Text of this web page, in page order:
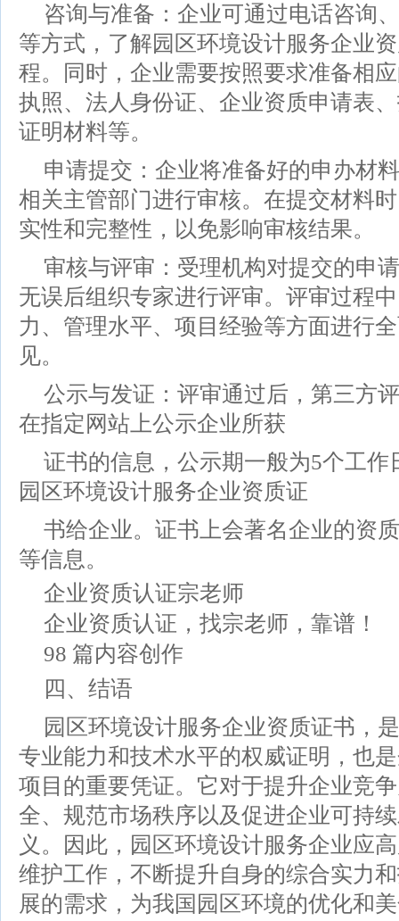
咨询与准备：企业可通过电话咨询
等方式，了解园区环境设计服务企业
程。同时，企业需要按照要求准备相
执照、法人身份证、企业资质申请表
证明材料等。
申请提交：企业将准备好的申办材
相关主管部门进行审核。在提交材料
实性和完整性，以免影响审核结果。
审核与评审：受理机构对提交的申
无误后组织专家进行评审。评审过程
力、管理水平、项目经验等方面进行
见。
公示与发证：评审通过后，第三方
在指定网站上公示企业所获
证书的信息，公示期一般为5个工
园区环境设计服务企业资质证
书给企业。证书上会著名企业的资
等信息。
企业资质认证宗老师
企业资质认证，找宗老师，靠谱！
98 篇内容创作
四、结语
园区环境设计服务企业资质证书，
专业能力和技术水平的权威证明，也
项目的重要凭证。它对于提升企业竞
全、规范市场秩序以及促进企业可持
义。因此，园区环境设计服务企业应
维护工作，不断提升自身的综合实力
展的需求，为我国园区环境的优化和